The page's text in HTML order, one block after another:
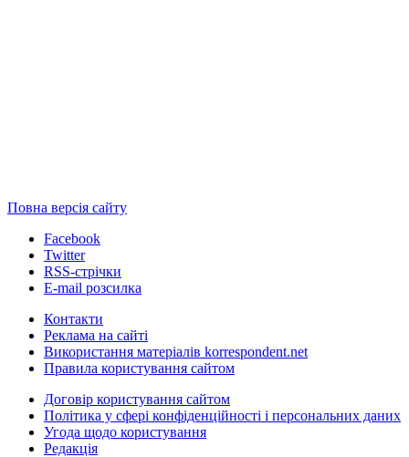
Повна версія сайту
Facebook
Twitter
RSS-стрічки
E-mail розсилка
Контакти
Реклама на сайті
Використання матеріалів korrespondent.net
Правила користування сайтом
Договір користування сайтом
Політика у сфері конфіденційності і персональних даних
Угода щодо користування
Редакція